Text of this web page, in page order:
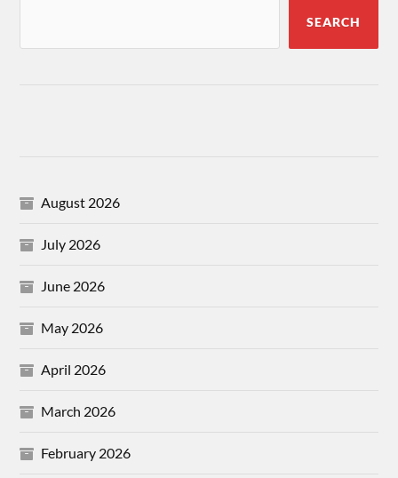
SEARCH
August 2026
July 2026
June 2026
May 2026
April 2026
March 2026
February 2026